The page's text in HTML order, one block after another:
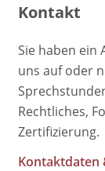
Kontakt
Sie haben ein
uns auf oder
Rechtliches,
Zertifizierung.
Kontaktdaten